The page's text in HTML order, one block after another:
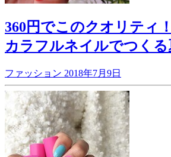
360円でこのクオリティ
カラフルネイルでつくる
ファッション 2018年7月9日